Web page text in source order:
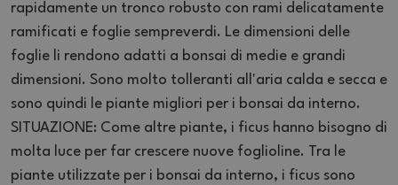
rapidamente un tronco robusto con rami delicatamente
ramificati e foglie sempreverdi. Le dimensioni delle
foglie li rendono adatti a bonsai di medie e grandi
dimensioni. Sono molto tolleranti all'aria calda e secca e
sono quindi le piante migliori per i bonsai da interno.
SITUAZIONE: Come altre piante, i ficus hanno bisogno di
molta luce per far crescere nuove foglioline. Tra le
piante utilizzate per i bonsai da interno, i ficus sono